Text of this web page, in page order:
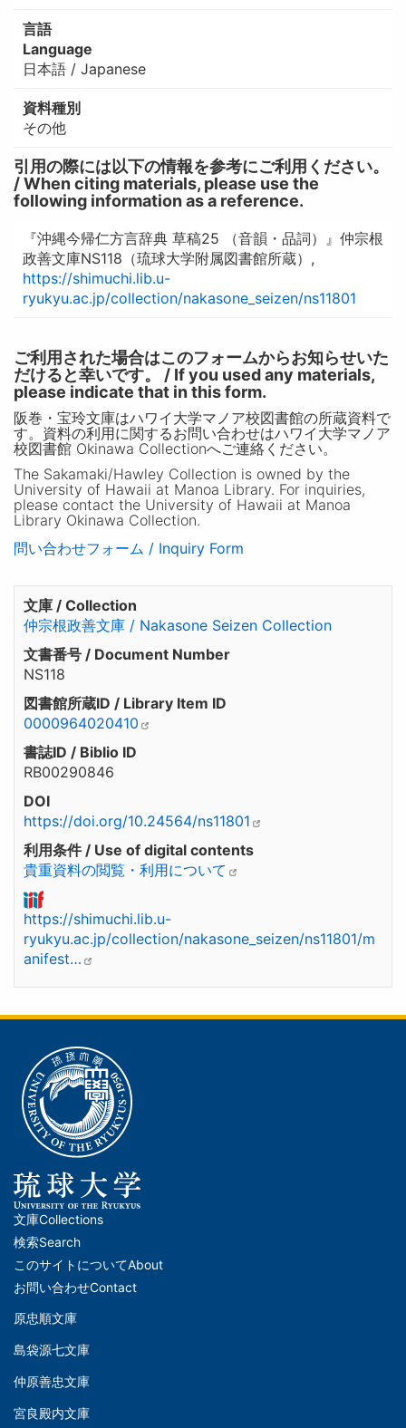
言語
Language
日本語 / Japanese
資料種別
その他
引用の際には以下の情報を参考にご利用ください。
/ When citing materials, please use the
following information as a reference.
『沖縄今帰仁方言辞典 草稿25 （音韻・品詞）』仲宗根
政善文庫NS118（琉球大学附属図書館所蔵）,
https://shimuchi.lib.u-
ryukyu.ac.jp/collection/nakasone_seizen/ns11801
ご利用された場合はこのフォームからお知らせいた
だけると幸いです。 / If you used any materials,
please indicate that in this form.
阪巻・宝玲文庫はハワイ大学マノア校図書館の所蔵資料で
す。資料の利用に関するお問い合わせはハワイ大学マノア
校図書館 Okinawa Collectionへご連絡ください。
The Sakamaki/Hawley Collection is owned by the
University of Hawaii at Manoa Library. For inquiries,
please contact the University of Hawaii at Manoa
Library Okinawa Collection.
問い合わせフォーム / Inquiry Form
文庫 / Collection
仲宗根政善文庫 / Nakasone Seizen Collection
文書番号 / Document Number
NS118
図書館所蔵ID / Library Item ID
0000964020410
書誌ID / Biblio ID
RB00290846
DOI
https://doi.org/10.24564/ns11801
利用条件 / Use of digital contents
貴重資料の閲覧・利用について
https://shimuchi.lib.u-
ryukyu.ac.jp/collection/nakasone_seizen/ns11801/m
anifest…
メ
イ
ン
ナ
ビ
ー
シ
文庫Collections
検索Search
このサイトについてAbout
お問い合わせContact
文
(Left)
原忠順文庫
島袋源七文庫
仲原善忠文庫
宮良殿内文庫